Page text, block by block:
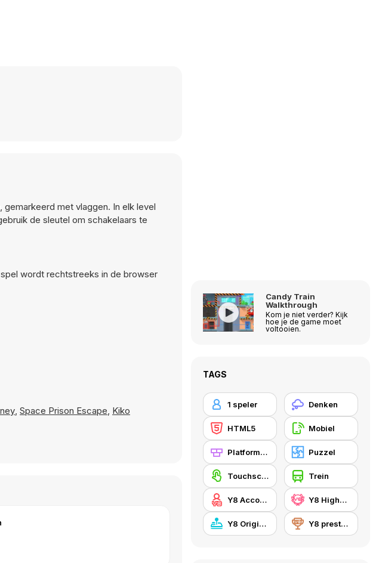
met vlaggen. In elk level
de sleutel om schakelaars te
wordt rechtstreeks in de browser
, Space Prison Escape, Kiko
Candy Train
Walkthrough
Kom je niet verder? Kijk
hoe je de game moet
voltooien.
TAGS
1 speler Denken
HTML5 Mobiel
Platformen Puzzel
Touchscreen Trein
Y8 Account Y8 Highscore
Y8 Originals Y8 prestaties